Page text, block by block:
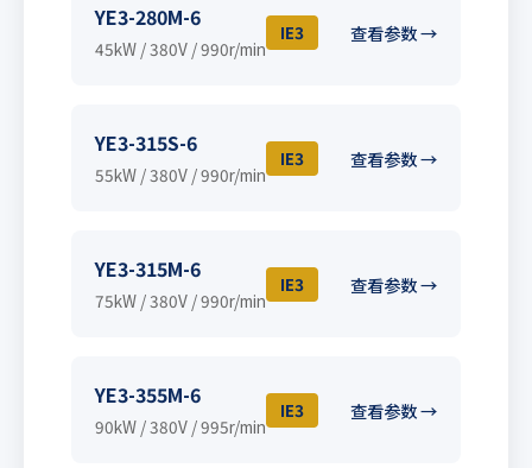
YE3-280M-6
45kW / 380V / 990r/min
IE3 查看参数 →
YE3-315S-6
55kW / 380V / 990r/min
IE3 查看参数 →
YE3-315M-6
75kW / 380V / 990r/min
IE3 查看参数 →
YE3-355M-6
90kW / 380V / 995r/min
IE3 查看参数 →